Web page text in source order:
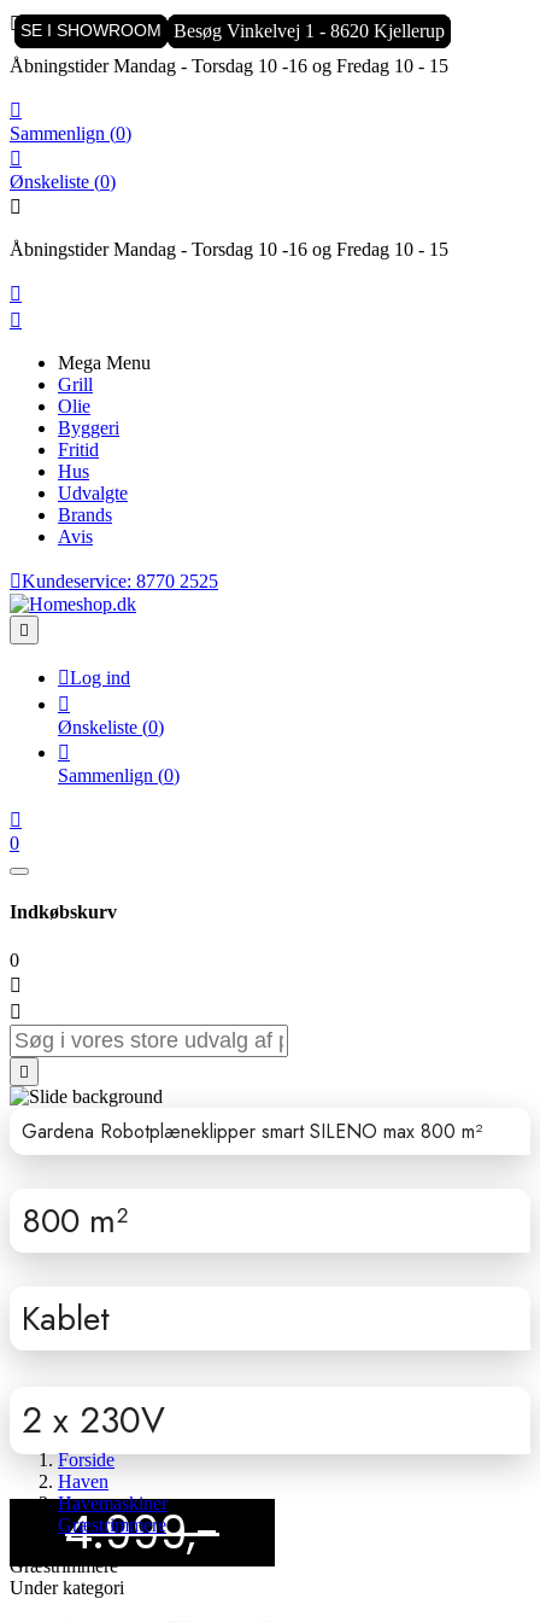

Åbningstider Mandag - Torsdag 10 -16 og Fredag 10 - 15

Sammenlign (0)

Ønskeliste (0)

Åbningstider Mandag - Torsdag 10 -16 og Fredag 10 - 15


Mega Menu
Grill
Olie
Byggeri
Fritid
Hus
Udvalgte
Brands
Avis
Kundeservice: 8770 2525

Log ind

Ønskeliste (0)

Sammenlign (0)

0
Indkøbskurv
0



Gardena Robotplæneklipper smart SILENO max 800 m²
800 m²
Kablet
2 x 230V
4.999,-
Forside
Haven
Havemaskiner
Græstrimmere
Græstrimmere
Under kategori
SE I SHOWROOM Besøg Vinkelvej 1 - 8620 Kjellerup
SE I SHOWROOM Besøg Vinkelvej 1 - 8620 Kjellerup
SE I SHOWROOM Besøg Vinkelvej 1 - 8620 Kjellerup